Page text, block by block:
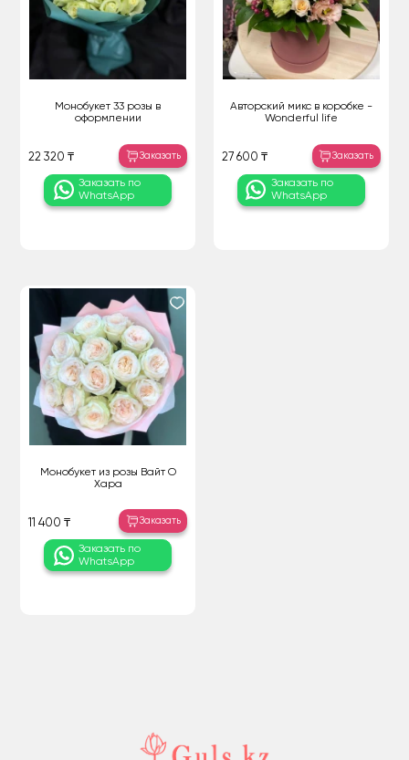
Монобукет 33 розы в
оформлении
22 320 ₸ Заказать
Заказать по
WhatsApp
Авторский микс в коробке -
Wonderful life
27 600 ₸ Заказать
Заказать по
WhatsApp
Монобукет из розы Вайт О
Хара
11 400 ₸ Заказать
Заказать по
WhatsApp